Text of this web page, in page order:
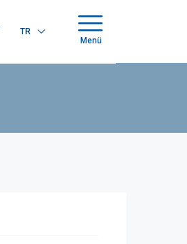
TR
Menü